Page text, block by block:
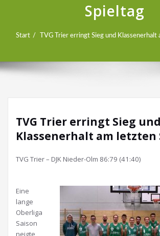
Spieltag
Start TVG Trier erringt Sieg und
TVG Trier erringt Sieg und
Klassenerhalt am letzten
TVG Trier – DJK Nieder-Olm 86:79 (41:40)
Eine
lange
Oberliga
Saison
neigte